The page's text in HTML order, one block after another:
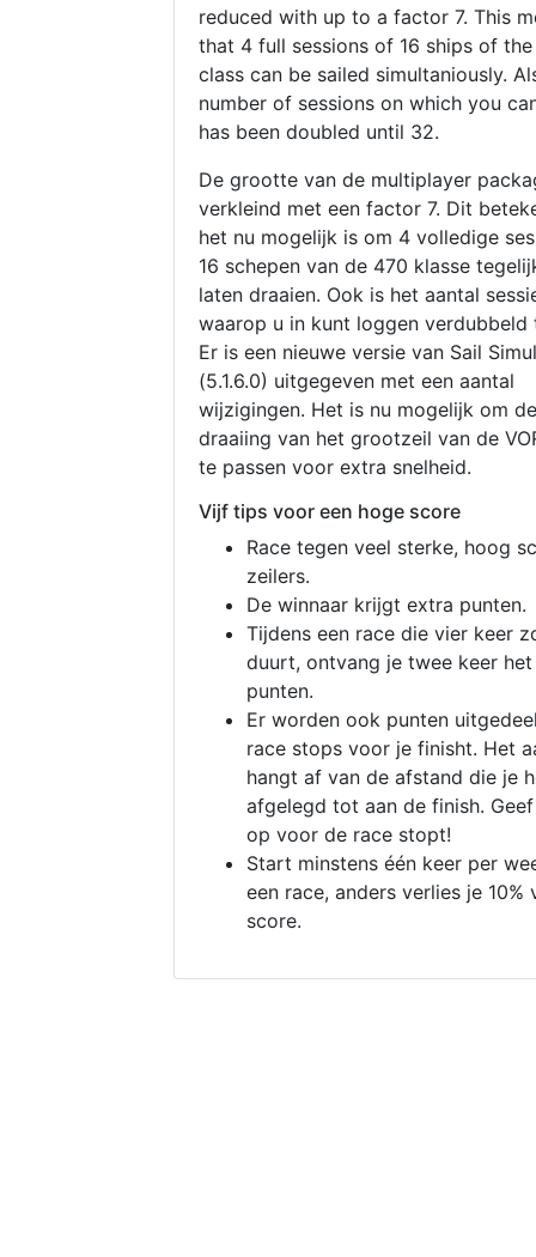
reduced with up to a factor 7. This
that 4 full sessions of 16 ships of
class can be sailed simultaniously.
number of sessions on which you
has been doubled until 32.
De grootte van de multiplayer
verkleind met een factor 7. Dit
het nu mogelijk is om 4 volledige
16 schepen van de 470 klasse
laten draaien. Ook is het aantal
waarop u in kunt loggen verdubbeld
Er is een nieuwe versie van Sail
(5.1.6.0) uitgegeven met een aantal
wijzigingen. Het is nu mogelijk om de
draaiing van het grootzeil van de
te passen voor extra snelheid.
Vijf tips voor een hoge score
Race tegen veel sterke, hoog
zeilers.
De winnaar krijgt extra punten.
Tijdens een race die vier keer
duurt, ontvang je twee keer
punten.
Er worden ook punten
race stops voor je finisht. Het
hangt af van de afstand die je
afgelegd tot aan de finish.
op voor de race stopt!
Start minstens één keer per
een race, anders verlies je 10%
score.